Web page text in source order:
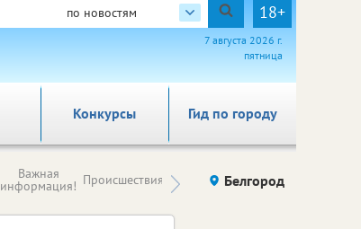
по новостям 18+
7 августа 2026 г.
пятница
Гид по городу
Конкурсы
Важная
информация! Происшествия Здоровье компаний (на
правах
Белгород